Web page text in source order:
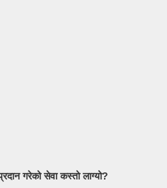
गरेको सेवा कस्तो लाग्यो?